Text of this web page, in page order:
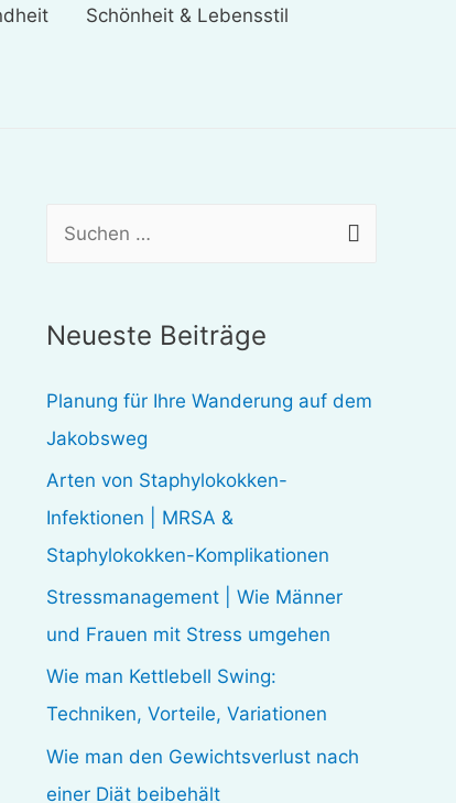
Schönheit & Lebensstil
h
n
n
a
c
h
:
Neueste Beiträge
Planung für Ihre Wanderung auf dem
Jakobsweg
Arten von Staphylokokken-
Infektionen | MRSA &
Staphylokokken-Komplikationen
Stressmanagement | Wie Männer
und Frauen mit Stress umgehen
Wie man Kettlebell Swing:
Techniken, Vorteile, Variationen
Wie man den Gewichtsverlust nach
einer Diät beibehält